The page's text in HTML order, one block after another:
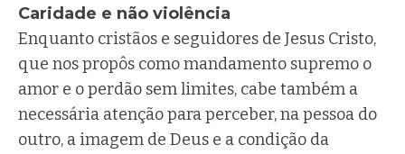
Caridade e não violência
Enquanto cristãos e seguidores de Jesus Cristo,
que nos propôs como mandamento supremo o
amor e o perdão sem limites, cabe também a
necessária atenção para perceber, na pessoa do
outro, a imagem de Deus e a condição da